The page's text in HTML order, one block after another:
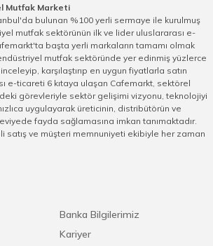
Mutfak Marketi
bulunan %100 yerli sermaye ile kurulmuş
mutfak sektörünün ilk ve lider uluslararası e-
başta yerli markaların tamamı olmak
mutfak sektöründe yer edinmiş yüzlerce
karşılaştırıp en uygun fiyatlarla satın
e-ticareti 6 kıtaya ulaşan Cafemarkt, sektörel
görevleriyle sektör gelişimi vizyonu, teknolojiyi
uygulayarak üreticinin, distribütörün ve
fayda sağlamasına imkan tanımaktadır.
satış ve müşteri memnuniyeti ekibiyle her zaman
Banka Bilgilerimiz
Kariyer